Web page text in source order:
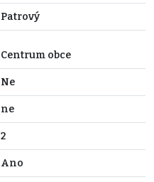
Patrový
Centrum obce
Ne
ne
2
Ano